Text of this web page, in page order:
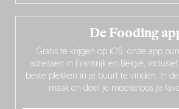
De Fooding
Gratis te krijgen op iOS: onze app
adressen in Frankrijk en België,
beste plekken in je buurt te vinden. In de
maak en deel je moeiteloos je